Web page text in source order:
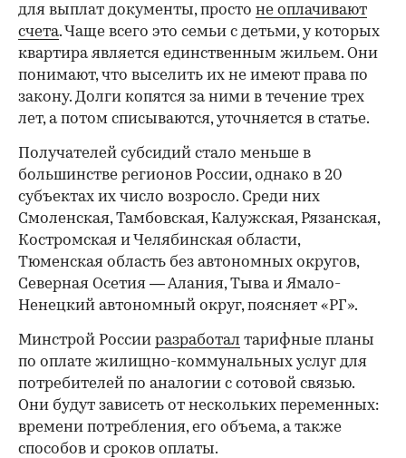
для выплат документы, просто не оплачивают
счета. Чаще всего это семьи с детьми, у которых
квартира является единственным жильем. Они
понимают, что выселить их не имеют права по
закону. Долги копятся за ними в течение трех
лет, а потом списываются, уточняется в статье.
Получателей субсидий стало меньше в
большинстве регионов России, однако в 20
субъектах их число возросло. Среди них
Смоленская, Тамбовская, Калужская, Рязанская,
Костромская и Челябинская области,
Тюменская область без автономных округов,
Северная Осетия — Алания, Тыва и Ямало-
Ненецкий автономный округ, поясняет «РГ».
Минстрой России разработал тарифные планы
по оплате жилищно-коммунальных услуг для
потребителей по аналогии с сотовой связью.
Они будут зависеть от нескольких переменных:
времени потребления, его объема, а также
способов и сроков оплаты.